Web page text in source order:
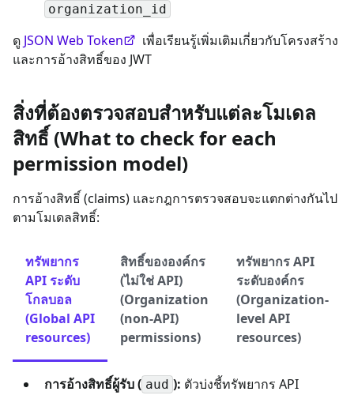
organization_id
ดู JSON Web Token
เพื่อเรียนรู้เพิ่มเติมเกี่ยวกับโครงสร้าง
และการอ้างสิทธิ์ของ JWT
สิ่งที่ต้องตรวจสอบสำหรับแต่ละโมเดล
สิทธิ์ (What to check for each
permission model)
การอ้างสิทธิ์ (claims) และกฎการตรวจสอบจะแตกต่างกันไป
ตามโมเดลสิทธิ์:
ทรัพยากร
API ระดับ
โกลบอล
(Global API
resources)
สิทธิ์ขององค์กร
(ไม่ใช่ API)
(Organization
(non-API)
permissions)
ทรัพยากร API
ระดับองค์กร
(Organization-
level API
resources)
การอ้างสิทธิ์ผู้รับ ( aud ): ตัวบ่งชี้ทรัพยากร API